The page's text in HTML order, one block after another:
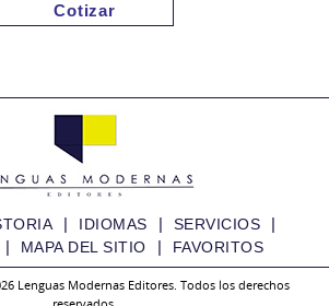
Cotizar
| IDIOMAS | SERVICIOS |
| MAPA DEL SITIO | FAVORITOS
Lenguas Modernas Editores. Todos los derechos